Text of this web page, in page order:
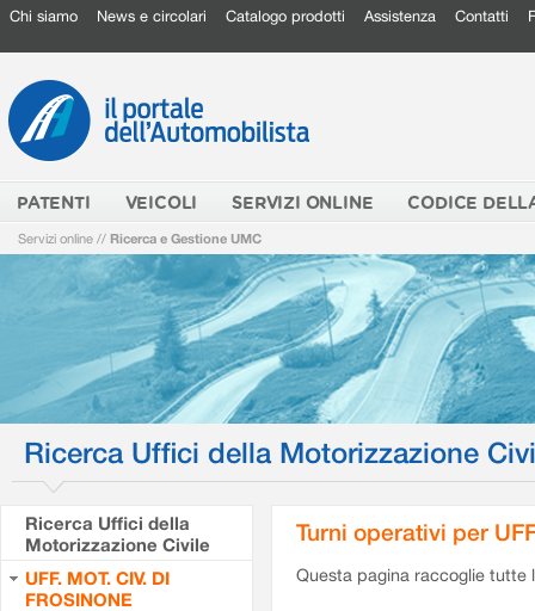
Chi siamo News e circolari Catalogo prodotti Assistenza Contatti
PATENTI VEICOLI SERVIZI ONLINE CODICE
Servizi online // Ricerca e Gestione UMC
Ricerca Uffici della Motorizzazione
Ricerca Uffici della
Motorizzazione Civile
UFF. MOT. CIV. DI
FROSINONE
Turni operativi per
Questa pagina raccoglie tutte